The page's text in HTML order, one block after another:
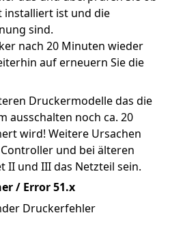
installiert ist und die
sind.
nach 20 Minuten wieder
auf erneuern Sie die
Druckermodelle das die
ausschalten noch ca. 20
wird! Weitere Ursachen
und bei älteren
II und III das Netzteil sein.
/ Error 51.x
Druckerfehler